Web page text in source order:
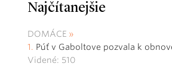
Najčítanejšie
DOMÁCE
Púť v Gaboltove pozvala k
Videné: 510